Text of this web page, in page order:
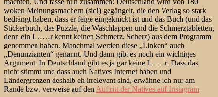
woken Meinungsmachern (sic!) gegängelt, die den Verlag so stark
bedrängt haben, dass er feige eingeknickt ist und das Buch (und das
Stickerbuch, das Puzzle, die Waschlappen und die Schmerztabletten,
denn ein I……r kennt keinen Schmerz, Scherz) aus dem Programm
genommen haben. Manchmal werden diese „Linken“ auch
„Denunzianten“ genannt. Und dann gibt es noch ein wichtiges
Argument: In Deutschland gibt es ja gar keine I……r. Dass das
nicht stimmt und dass auch Natives Internet haben und
Ländergrenzen deshalb eh irrelevant sind, erwähne ich nur am
Rande bzw. verweise auf den Auftritt der Natives auf Instagram.